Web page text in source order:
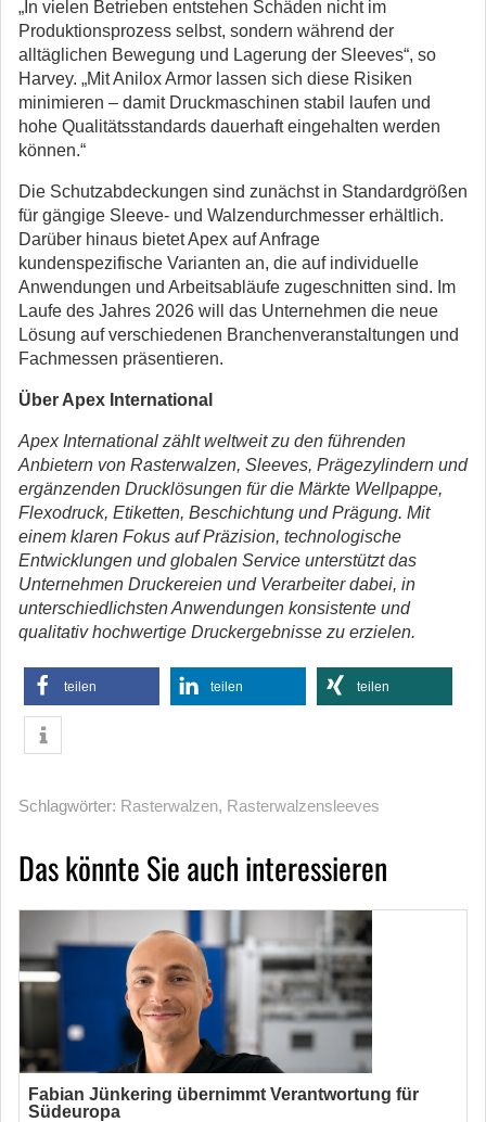
„In vielen Betrieben entstehen Schäden nicht im
Produktionsprozess selbst, sondern während der
alltäglichen Bewegung und Lagerung der Sleeves“, so
Harvey. „Mit Anilox Armor lassen sich diese Risiken
minimieren – damit Druckmaschinen stabil laufen und
hohe Qualitätsstandards dauerhaft eingehalten werden
können.“
Die Schutzabdeckungen sind zunächst in Standardgrößen
für gängige Sleeve- und Walzendurchmesser erhältlich.
Darüber hinaus bietet Apex auf Anfrage
kundenspezifische Varianten an, die auf individuelle
Anwendungen und Arbeitsabläufe zugeschnitten sind. Im
Laufe des Jahres 2026 will das Unternehmen die neue
Lösung auf verschiedenen Branchenveranstaltungen und
Fachmessen präsentieren.
Über Apex International
Apex International zählt weltweit zu den führenden
Anbietern von Rasterwalzen, Sleeves, Prägezylindern und
ergänzenden Drucklösungen für die Märkte Wellpappe,
Flexodruck, Etiketten, Beschichtung und Prägung. Mit
einem klaren Fokus auf Präzision, technologische
Entwicklungen und globalen Service unterstützt das
Unternehmen Druckereien und Verarbeiter dabei, in
unterschiedlichsten Anwendungen konsistente und
qualitativ hochwertige Druckergebnisse zu erzielen.
teilen teilen teilen
Schlagwörter: Rasterwalzen, Rasterwalzensleeves
Das könnte Sie auch interessieren
Fabian Jünkering übernimmt Verantwortung für
Südeuropa